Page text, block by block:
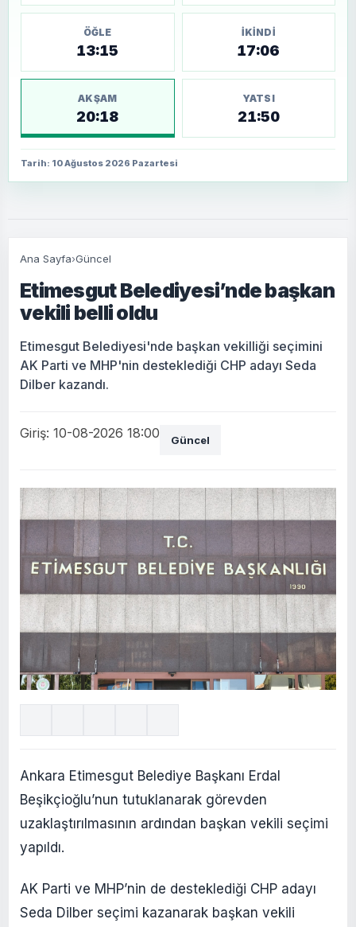
ÖĞLE
13:15
İKINDI
17:06
AKŞAM
20:18
YATSI
21:50
Tarih: 10 Ağustos 2026 Pazartesi
Ana Sayfa›Güncel
Etimesgut Belediyesi’nde başkan
vekili belli oldu
Etimesgut Belediyesi'nde başkan vekilliği seçimini
AK Parti ve MHP'nin desteklediği CHP adayı Seda
Dilber kazandı.
Giriş: 10-08-2026 18:00 Güncel
Ankara Etimesgut Belediye Başkanı Erdal
Beşikçioğlu’nun tutuklanarak görevden
uzaklaştırılmasının ardından başkan vekili seçimi
yapıldı.
AK Parti ve MHP’nin de desteklediği CHP adayı
Seda Dilber seçimi kazanarak başkan vekili